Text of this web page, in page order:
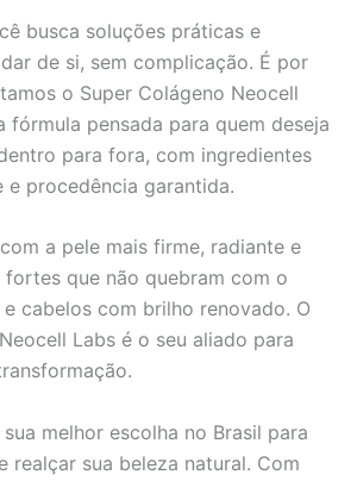
busca soluções práticas e
de si, sem complicação. É por
o Super Colágeno Neocell
fórmula pensada para quem deseja
para fora, com ingredientes
e procedência garantida.
a pele mais firme, radiante e
fortes que não quebram com o
cabelos com brilho renovado. O
Labs é o seu aliado para
melhor escolha no Brasil para
realçar sua beleza natural. Com